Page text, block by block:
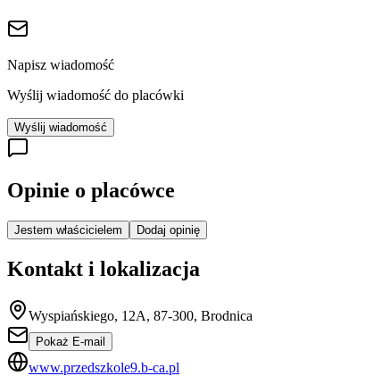
Napisz wiadomość
Wyślij wiadomość do placówki
Wyślij wiadomość
Opinie o placówce
Jestem właścicielem Dodaj opinię
Kontakt i lokalizacja
Wyspiańskiego, 12A, 87-300, Brodnica
Pokaż E-mail
www.przedszkole9.b-ca.pl